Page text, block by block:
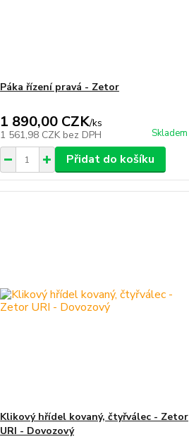
Páka řízení pravá - Zetor
1 890,00 CZK/ks
1 561,98 CZK bez DPH Skladem
Přidat do košíku
Klikový hřídel kovaný, čtyřválec - Zetor
URI - Dovozový